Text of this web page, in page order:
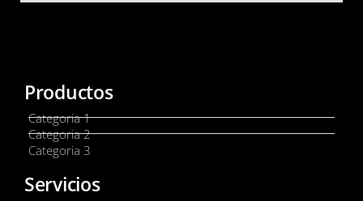
Productos
Categoria 1
Categoria 2
Categoria 3
Servicios